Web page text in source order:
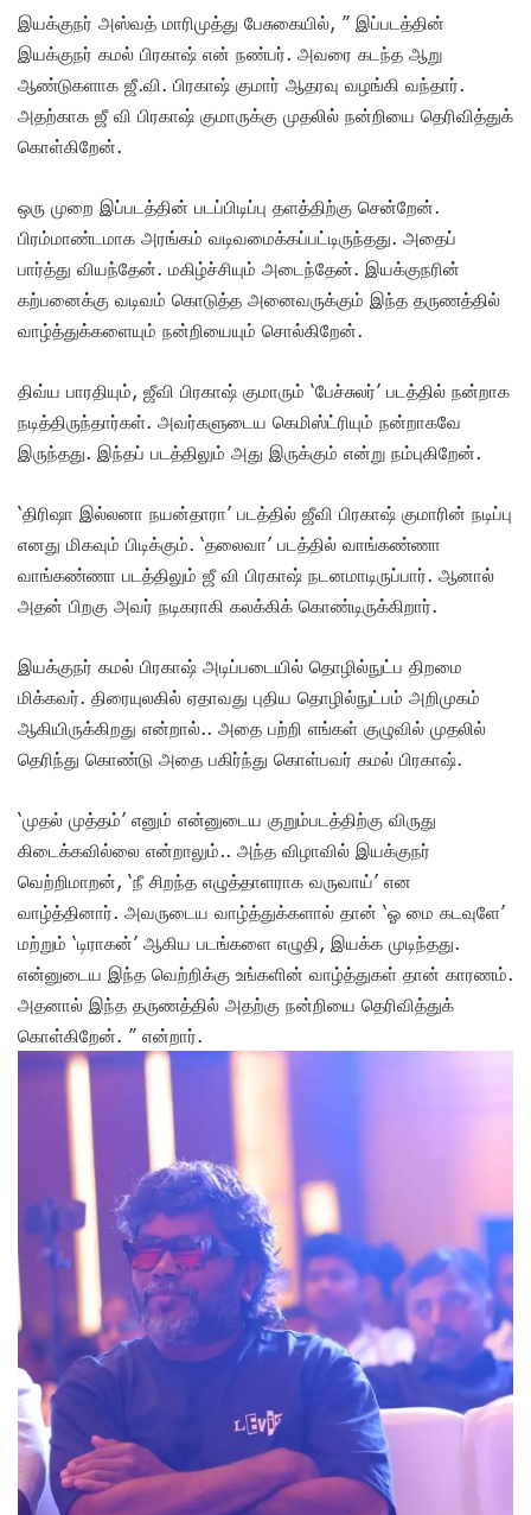
இயக்குநர் அஸ்வத் மாரிமுத்து பேசுகையில், ” இப்படத்தின்
இயக்குநர் கமல் பிரகாஷ் என் நண்பர். அவரை கடந்த ஆறு
ஆண்டுகளாக ஜீ.வி. பிரகாஷ் குமார் ஆதரவு வழங்கி வந்தார்.
அதற்காக ஜீ வி பிரகாஷ் குமாருக்கு முதலில் நன்றியை தெரிவித்துக்
கொள்கிறேன்.
ஒரு முறை இப்படத்தின் படப்பிடிப்பு தளத்திற்கு சென்றேன்.
பிரம்மாண்டமாக அரங்கம் வடிவமைக்கப்பட்டிருந்தது. அதைப்
பார்த்து வியந்தேன். மகிழ்ச்சியும் அடைந்தேன். இயக்குநரின்
கற்பனைக்கு வடிவம் கொடுத்த அனைவருக்கும் இந்த தருணத்தில்
வாழ்த்துக்களையும் நன்றியையும் சொல்கிறேன்.
திவ்ய பாரதியும், ஜீவி பிரகாஷ் குமாரும் ‘பேச்சுலர்’ படத்தில் நன்றாக
நடித்திருந்தார்கள். அவர்களுடைய கெமிஸ்ட்ரியும் நன்றாகவே
இருந்தது. இந்தப் படத்திலும் அது இருக்கும் என்று நம்புகிறேன்.
‘திரிஷா இல்லனா நயன்தாரா’ படத்தில் ஜீவி பிரகாஷ் குமாரின் நடிப்பு
எனது மிகவும் பிடிக்கும். ‘தலைவா’ படத்தில் வாங்கண்ணா
வாங்கண்ணா படத்திலும் ஜீ வி பிரகாஷ் நடனமாடிருப்பார். ஆனால்
அதன் பிறகு அவர் நடிகராகி கலக்கிக் கொண்டிருக்கிறார்.
இயக்குநர் கமல் பிரகாஷ் அடிப்படையில் தொழில்நுட்ப திறமை
மிக்கவர். திரையுலகில் ஏதாவது புதிய தொழில்நுட்பம் அறிமுகம்
ஆகியிருக்கிறது என்றால்.. அதை பற்றி எங்கள் குழுவில் முதலில்
தெரிந்து கொண்டு அதை பகிர்ந்து கொள்பவர் கமல் பிரகாஷ்.
‘முதல் முத்தம்’ எனும் என்னுடைய குறும்படத்திற்கு விருது
கிடைக்கவில்லை என்றாலும்.. அந்த விழாவில் இயக்குநர்
வெற்றிமாறன், ‘நீ சிறந்த எழுத்தாளராக வருவாய்’ என
வாழ்த்தினார். அவருடைய வாழ்த்துக்களால் தான் ‘ஓ மை கடவுளே’
மற்றும் ‘டிராகன்’ ஆகிய படங்களை எழுதி, இயக்க முடிந்தது.
என்னுடைய இந்த வெற்றிக்கு உங்களின் வாழ்த்துகள் தான் காரணம்.
அதனால் இந்த தருணத்தில் அதற்கு நன்றியை தெரிவித்துக்
கொள்கிறேன். ” என்றார்.